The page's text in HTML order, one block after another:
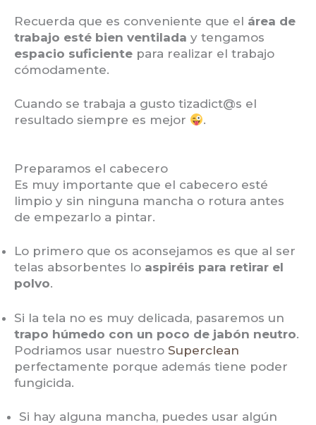
Recuerda que es conveniente que el área de
trabajo esté bien ventilada y tengamos
espacio suficiente para realizar el trabajo
cómodamente.
Cuando se trabaja a gusto tizadict@s el
resultado siempre es mejor
.
Preparamos el cabecero
Es muy importante que el cabecero esté
limpio y sin ninguna mancha o rotura antes
de empezarlo a pintar.
Lo primero que os aconsejamos es que al ser
telas absorbentes lo aspiréis para retirar el
polvo.
Si la tela no es muy delicada, pasaremos un
trapo húmedo con un poco de jabón neutro.
Podriamos usar nuestro Superclean
perfectamente porque además tiene poder
fungicida.
Si hay alguna mancha, puedes usar algún